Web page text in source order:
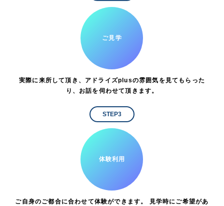
ご見学
実際に来所して頂き、アドライズplusの雰囲気を見てもらった
り、お話を伺わせて頂きます。
STEP3
体験利用
ご自身のご都合に合わせて体験ができます。 見学時にご希望があ